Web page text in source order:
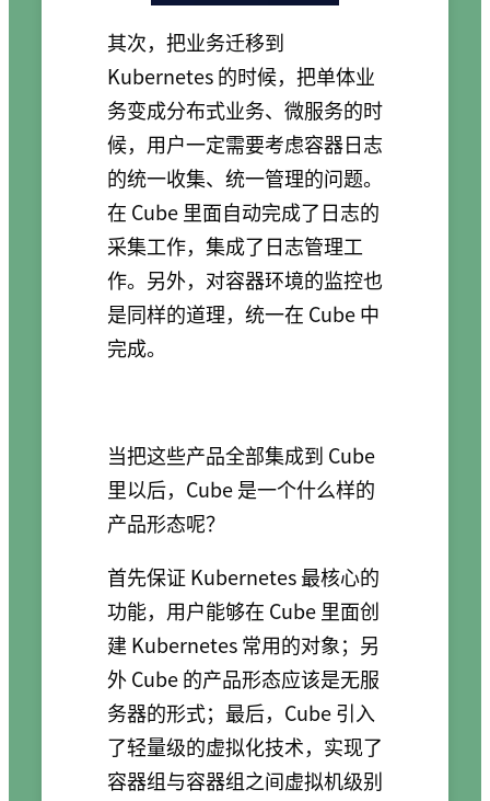
其次，把业务迁移到
Kubernetes 的时候，把单体业
务变成分布式业务、微服务的时
候，用户一定需要考虑容器日志
的统一收集、统一管理的问题。
在 Cube 里面自动完成了日志的
采集工作，集成了日志管理工
作。另外，对容器环境的监控也
是同样的道理，统一在 Cube 中
完成。
当把这些产品全部集成到 Cube
里以后，Cube 是一个什么样的
产品形态呢？
首先保证 Kubernetes 最核心的
功能，用户能够在 Cube 里面创
建 Kubernetes 常用的对象；另
外 Cube 的产品形态应该是无服
务器的形式；最后，Cube 引入
了轻量级的虚拟化技术，实现了
容器组与容器组之间虚拟机级别